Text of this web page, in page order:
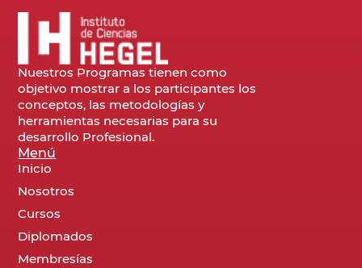
Nuestros Programas tienen como
objetivo mostrar a los participantes los
conceptos, las metodologías y
herramientas necesarias para su
desarrollo Profesional.
Menú
Inicio
Nosotros
Cursos
Diplomados
Membresías